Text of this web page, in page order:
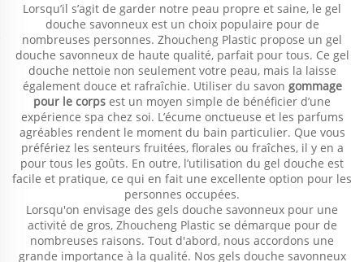
Lorsqu’il s’agit de garder notre peau propre et saine, le gel
douche savonneux est un choix populaire pour de
nombreuses personnes. Zhoucheng Plastic propose un gel
douche savonneux de haute qualité, parfait pour tous. Ce gel
douche nettoie non seulement votre peau, mais la laisse
également douce et rafraîchie. Utiliser du savon gommage
pour le corps est un moyen simple de bénéficier d’une
expérience spa chez soi. L’écume onctueuse et les parfums
agréables rendent le moment du bain particulier. Que vous
préfériez les senteurs fruitées, florales ou fraîches, il y en a
pour tous les goûts. En outre, l’utilisation du gel douche est
facile et pratique, ce qui en fait une excellente option pour les
personnes occupées.
Lorsqu'on envisage des gels douche savonneux pour une
activité de gros, Zhoucheng Plastic se démarque pour de
nombreuses raisons. Tout d'abord, nous accordons une
grande importance à la qualité. Nos gels douche savonneux